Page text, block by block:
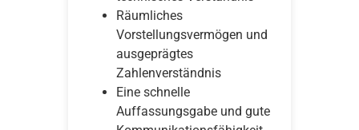
Räumliches
Vorstellungsvermögen und
ausgeprägtes
Zahlenverständnis
Eine schnelle
Auffassungsgabe und gute